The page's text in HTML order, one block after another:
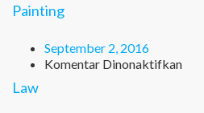
Painting
September 2, 2016
Komentar Dinonaktifkanpada
Law